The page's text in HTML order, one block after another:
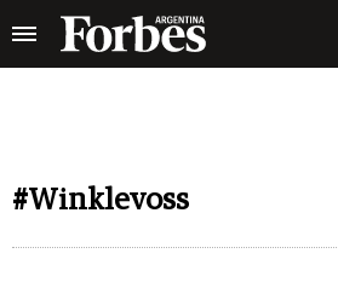
#Winklevoss